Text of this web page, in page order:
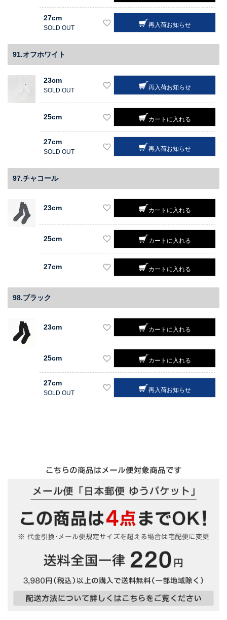
27cm
SOLD OUT 再入荷お知らせ
91.オフホワイト
23cm
SOLD OUT 再入荷お知らせ
25cm カートに入れる
27cm
SOLD OUT 再入荷お知らせ
97.チャコール
23cm カートに入れる
25cm カートに入れる
27cm カートに入れる
98.ブラック
23cm カートに入れる
25cm カートに入れる
27cm
SOLD OUT 再入荷お知らせ